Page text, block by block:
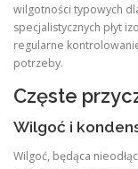
wilgotności typowych
specjalistycznych płyt
regularne
potrzeby.
Częste
Wilgoć i
Wilgoć, będąca